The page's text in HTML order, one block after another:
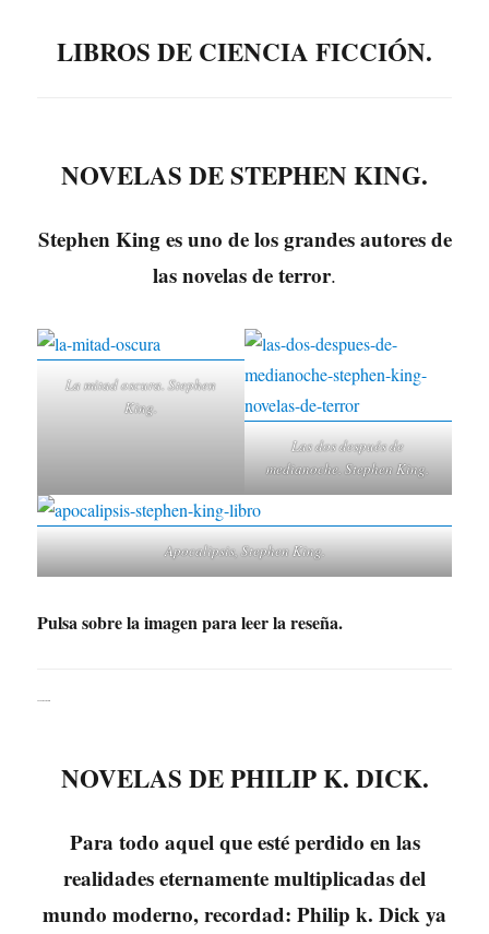
LIBROS DE CIENCIA FICCIÓN.
NOVELAS DE STEPHEN KING.
Stephen King es uno de los grandes autores de
las novelas de terror.
La mitad oscura. Stephen
King.
Las dos después de
medianoche. Stephen King.
Apocalipsis, Stephen King.
Pulsa sobre la imagen para leer la reseña.
NOVELAS DE PHILIP K. DICK.
Para todo aquel que esté perdido en las
realidades eternamente multiplicadas del
mundo moderno, recordad: Philip k. Dick ya